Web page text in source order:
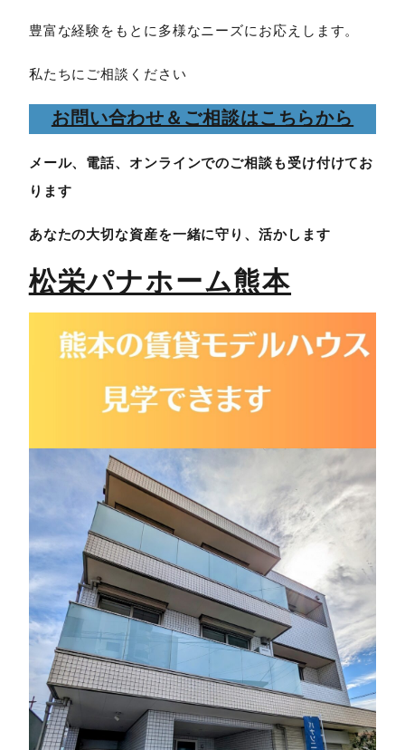
豊富な経験をもとに多様なニーズにお応えします。
私たちにご相談ください
お問い合わせ＆ご相談はこちらから
メール、電話、オンラインでのご相談も受け付けてお
ります
あなたの大切な資産を一緒に守り、活かします
松栄パナホーム熊本